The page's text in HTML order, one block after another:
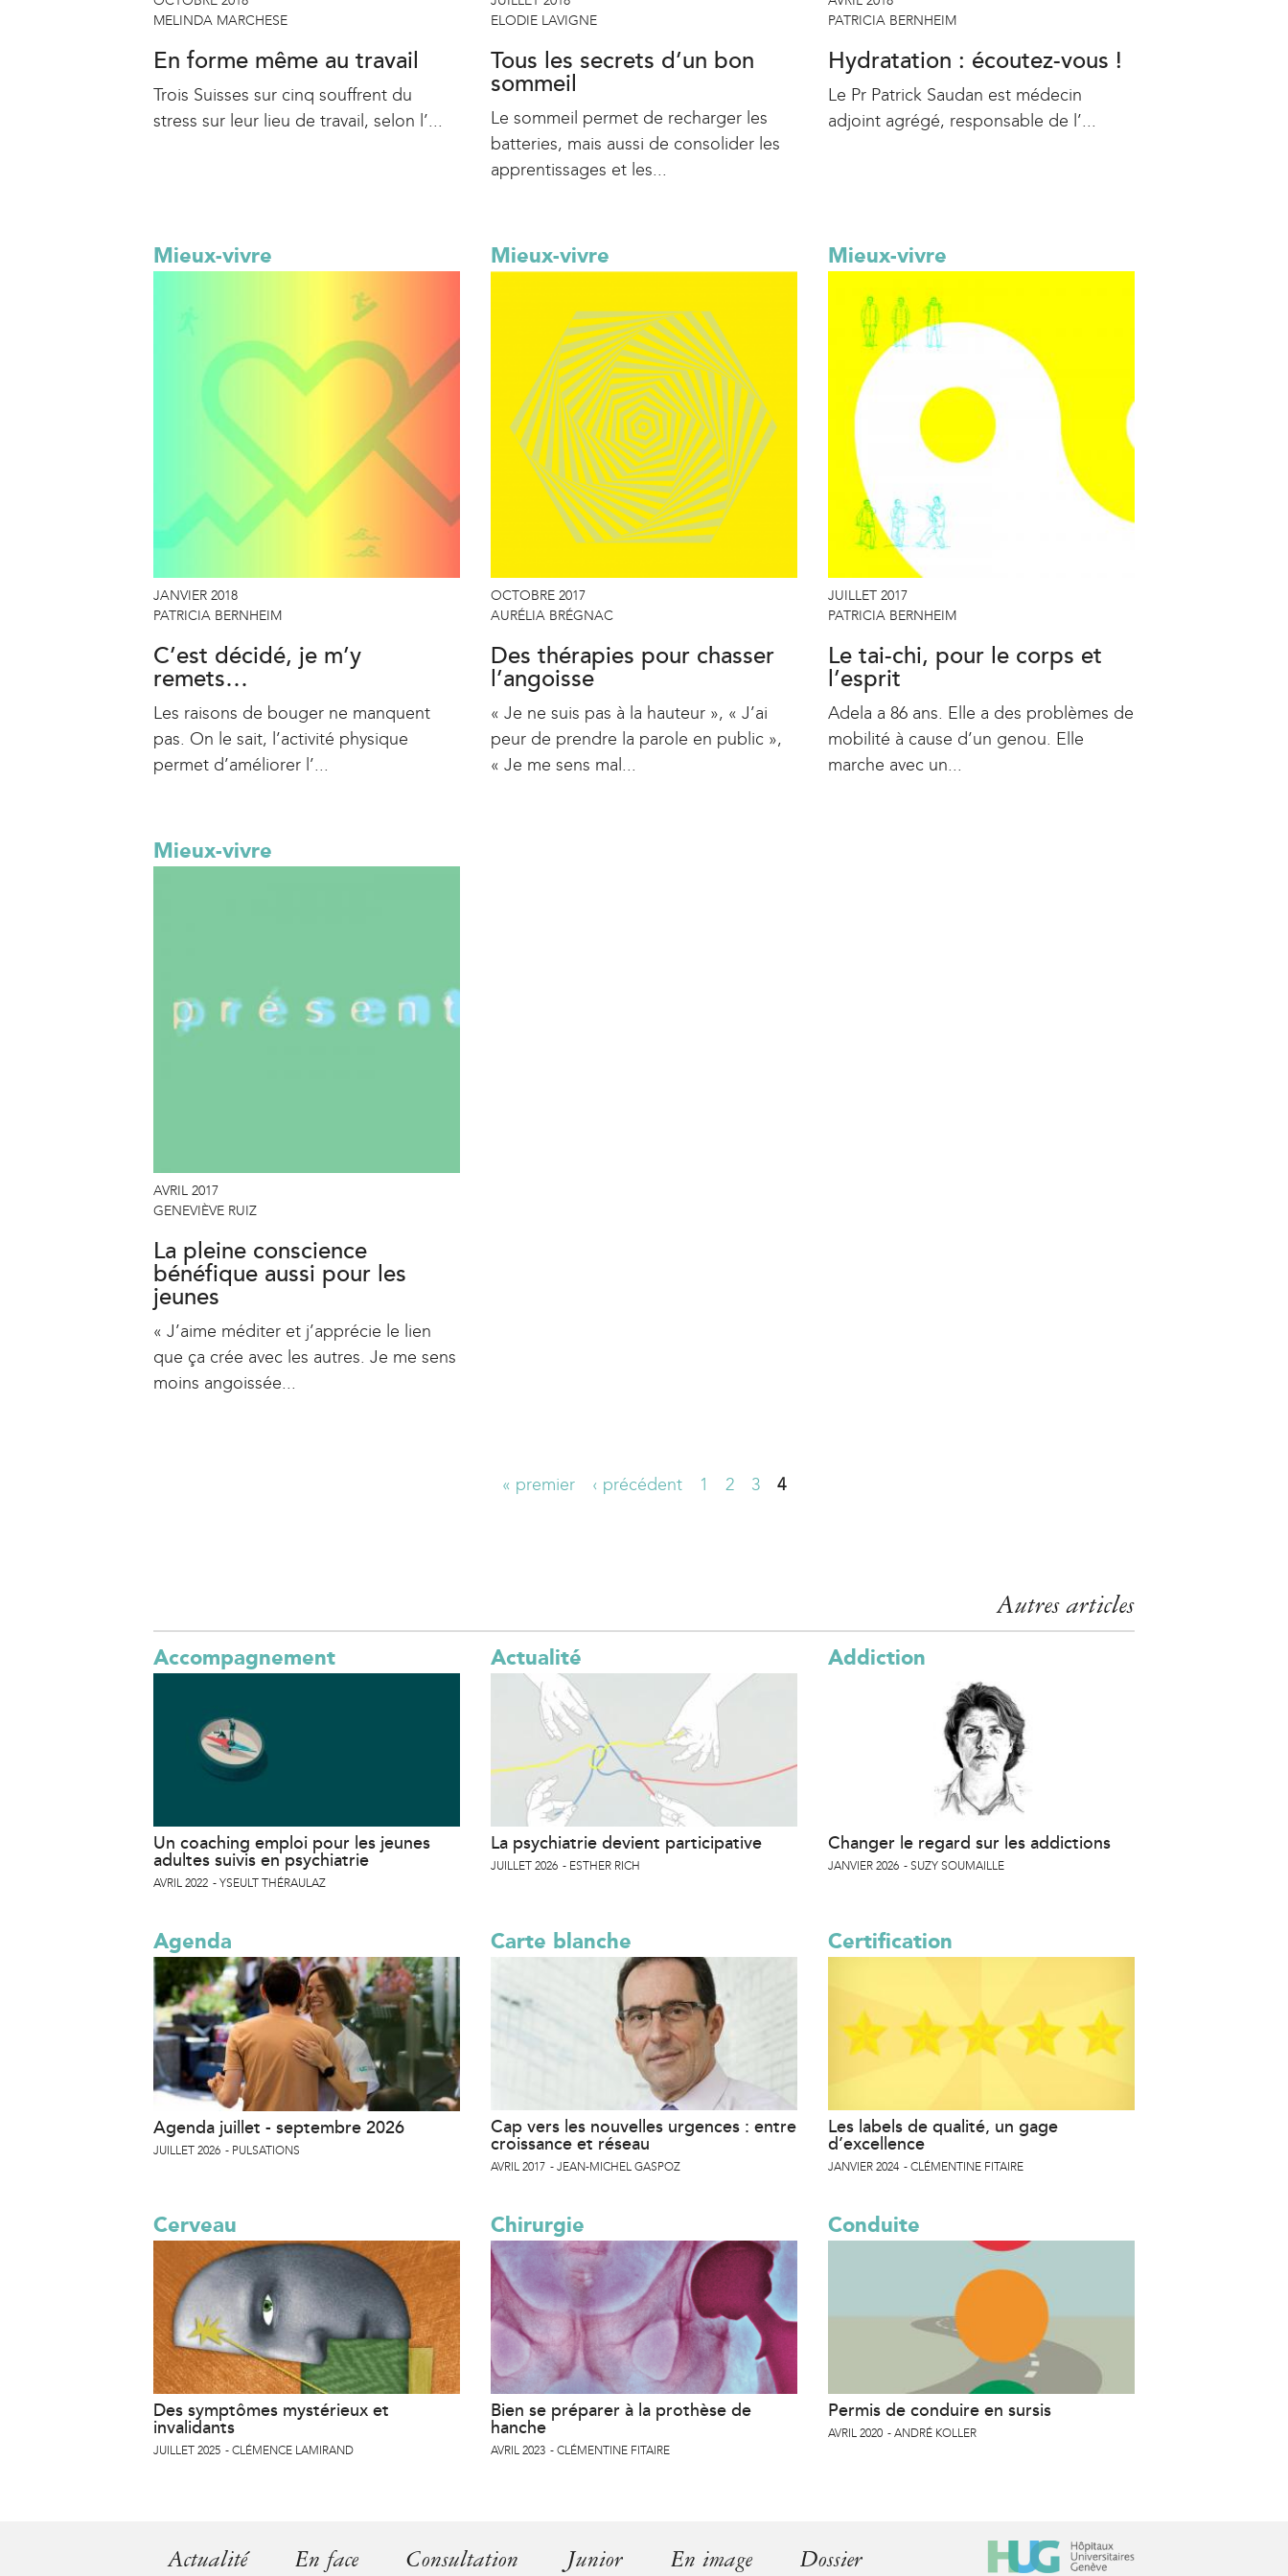
MELINDA MARCHESE
En forme même au travail
Trois Suisses sur cinq souffrent du
stress sur leur lieu de travail, selon l’...
ELODIE LAVIGNE
Tous les secrets d’un bon
sommeil
Le sommeil permet de recharger les
batteries, mais aussi de consolider les
apprentissages et les...
PATRICIA BERNHEIM
Hydratation : écoutez-vous !
Le Pr Patrick Saudan est médecin
adjoint agrégé, responsable de l’...
Mieux-vivre
JANVIER 2018
PATRICIA BERNHEIM
C’est décidé, je m’y
remets…
Les raisons de bouger ne manquent
pas. On le sait, l’activité physique
permet d’améliorer l’...
Mieux-vivre
OCTOBRE 2017
AURÉLIA BRÉGNAC
Des thérapies pour chasser
l’angoisse
« Je ne suis pas à la hauteur », « J’ai
peur de prendre la parole en public »,
« Je me sens mal...
Mieux-vivre
JUILLET 2017
PATRICIA BERNHEIM
Le tai-chi, pour le corps et
l’esprit
Adela a 86 ans. Elle a des problèmes de
mobilité à cause d’un genou. Elle
marche avec un...
Mieux-vivre
AVRIL 2017
GENEVIÈVE RUIZ
La pleine conscience
bénéfique aussi pour les
jeunes
« J’aime méditer et j’apprécie le lien
que ça crée avec les autres. Je me sens
moins angoissée...
s
« premier ‹ précédent 1 2 3 4
Autres articles
Accompagnement
Un coaching emploi pour les jeunes
adultes suivis en psychiatrie
AVRIL 2022 YSEULT THÉRAULAZ
Actualité
La psychiatrie devient participative
JUILLET 2026 ESTHER RICH
Addiction
Changer le regard sur les addictions
JANVIER 2026 SUZY SOUMAILLE
Agenda
Agenda juillet - septembre 2026
JUILLET 2026 PULSATIONS
Carte blanche
Cap vers les nouvelles urgences : entre
croissance et réseau
AVRIL 2017 JEAN-MICHEL GASPOZ
Certification
Les labels de qualité, un gage
d’excellence
JANVIER 2024 CLÉMENTINE FITAIRE
Cerveau
Des symptômes mystérieux et
invalidants
JUILLET 2025 CLÉMENCE LAMIRAND
Chirurgie
Bien se préparer à la prothèse de
hanche
AVRIL 2023 CLÉMENTINE FITAIRE
Conduite
Permis de conduire en sursis
AVRIL 2020 ANDRÉ KOLLER
Actualité En face Consultation Junior En image Dossier